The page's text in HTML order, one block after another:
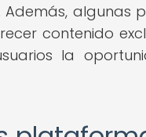
Además,
contenido
la